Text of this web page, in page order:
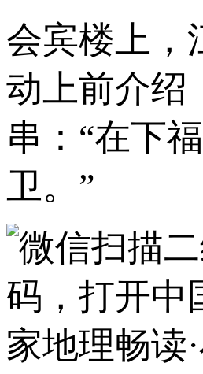
会宾楼上，
动上前介绍
串：“在下
卫。”